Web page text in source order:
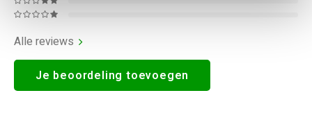
Alle reviews
Je beoordeling toevoegen